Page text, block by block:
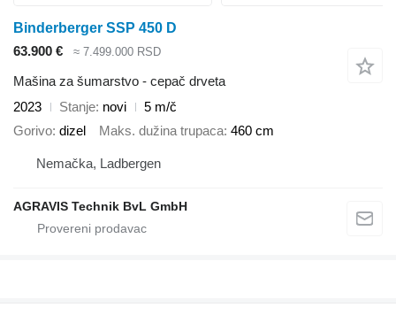
Binderberger SSP 450 D
63.900 €
≈ 7.499.000 RSD
Mašina za šumarstvo - cepač drveta
2023
Stanje novi
5 m/č
Gorivo dizel Maks. dužina trupaca 460 cm
Nemačka, Ladbergen
AGRAVIS Technik BvL GmbH